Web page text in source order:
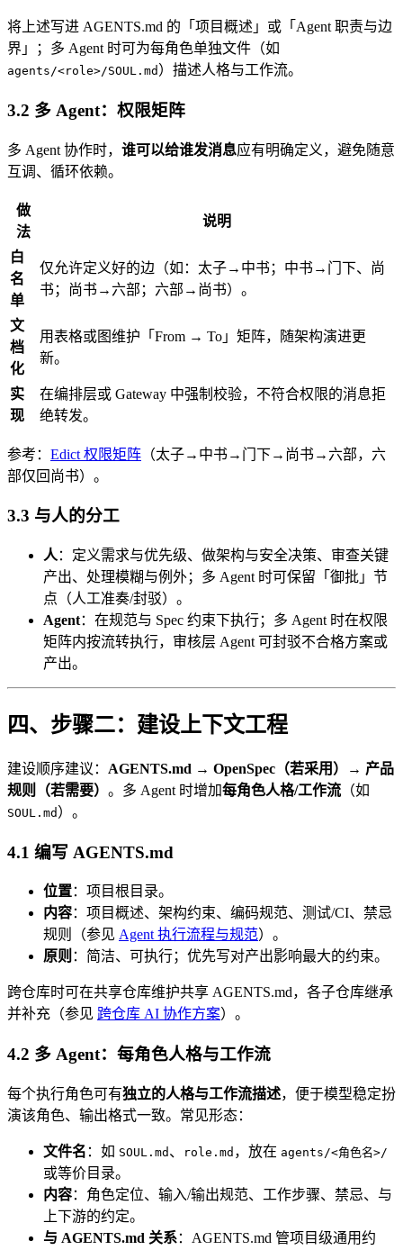
将上述写进 AGENTS.md 的「项目概述」或「Agent 职责与边
界」；多 Agent 时可为每角色单独文件（如
agents/<role>/SOUL.md ）描述人格与工作流。
3.2 多 Agent：权限矩阵
多 Agent 协作时， 谁可以给谁发消息应有明确定义，避免随意
互调、循环依赖。
做
法
说明
白
名
单
仅允许定义好的边（如：太子→中书；中书→门下、尚
书；尚书→六部；六部→尚书）。
文
档
化
用表格或图维护「From → To」矩阵，随架构演进更
新。
实
现
在编排层或 Gateway 中强制校验，不符合权限的消息拒
绝转发。
参考： Edict 权限矩阵 （太子→中书→门下→尚书→六部，六
部仅回尚书）。
3.3 与人的分工
人 ：定义需求与优先级、做架构与安全决策、审查关键
产出、处理模糊与例外；多 Agent 时可保留「御批」节
点（人工准奏/封驳）。
Agent：在规范与 Spec 约束下执行；多 Agent 时在权限
矩阵内按流转执行，审核层 Agent 可封驳不合格方案或
产出。
四、步骤二：建设上下文工程
建设顺序建议： AGENTS.md → OpenSpec（若采用）→ 产品
规则（若需要） 。多 Agent 时增加每角色人格/工作流 （如
SOUL.md ）。
4.1 编写 AGENTS.md
位置：项目根目录。
内容：项目概述、架构约束、编码规范、测试/CI、禁忌
规则（参见 Agent 执行流程与规范）。
原则 ：简洁、可执行；优先写对产出影响最大的约束。
跨仓库时可在共享仓库维护共享 AGENTS.md，各子仓库继承
并补充（参见 跨仓库 AI 协作方案）。
4.2 多 Agent：每角色人格与工作流
每个执行角色可有独立的人格与工作流描述，便于模型稳定扮
演该角色、输出格式一致。常见形态：
文件名 ：如 SOUL.md 、 role.md ，放在 agents/<角色名>/
或等价目录。
内容：角色定位、输入/输出规范、工作步骤、禁忌、与
上下游的约定。
与 AGENTS.md 关系：AGENTS.md 管项目级通用约